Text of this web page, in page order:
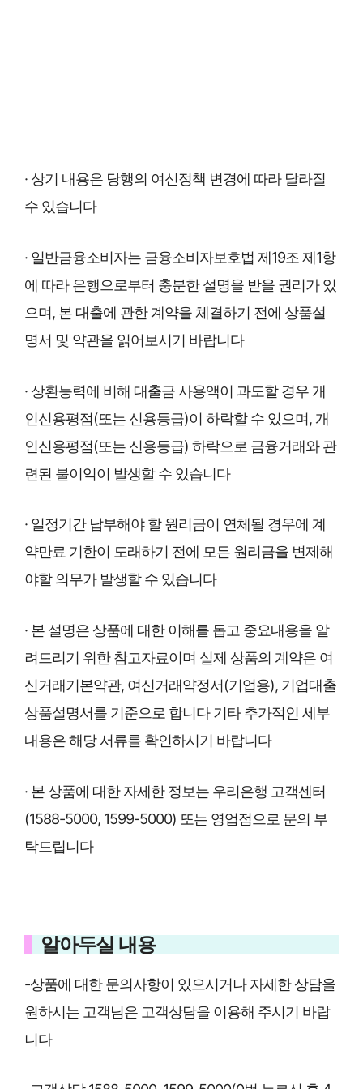
· 상기 내용은 당행의 여신정책 변경에 따라 달라질
수 있습니다
· 일반금융소비자는 금융소비자보호법 제19조 제1항
에 따라 은행으로부터 충분한 설명을 받을 권리가 있
으며, 본 대출에 관한 계약을 체결하기 전에 상품설
명서 및 약관을 읽어보시기 바랍니다
· 상환능력에 비해 대출금 사용액이 과도할 경우 개
인신용평점(또는 신용등급)이 하락할 수 있으며, 개
인신용평점(또는 신용등급) 하락으로 금융거래와 관
련된 불이익이 발생할 수 있습니다
· 일정기간 납부해야 할 원리금이 연체될 경우에 계
약만료 기한이 도래하기 전에 모든 원리금을 변제해
야할 의무가 발생할 수 있습니다
· 본 설명은 상품에 대한 이해를 돕고 중요내용을 알
려드리기 위한 참고자료이며 실제 상품의 계약은 여
신거래기본약관, 여신거래약정서(기업용), 기업대출
상품설명서를 기준으로 합니다 기타 추가적인 세부
내용은 해당 서류를 확인하시기 바랍니다
· 본 상품에 대한 자세한 정보는 우리은행 고객센터
(1588-5000, 1599-5000) 또는 영업점으로 문의 부
탁드립니다
알아두실 내용
-상품에 대한 문의사항이 있으시거나 자세한 상담을
원하시는 고객님은 고객상담을 이용해 주시기 바랍
니다